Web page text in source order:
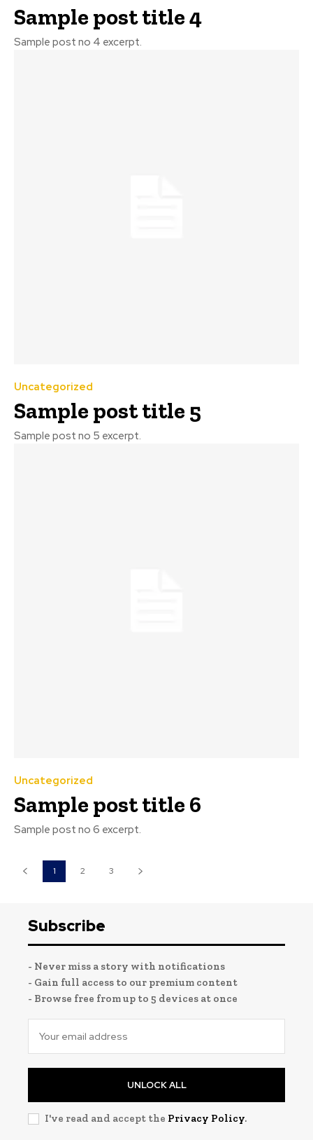
Sample post title 4
Sample post no 4 excerpt.
Uncategorized
Sample post title 5
Sample post no 5 excerpt.
Uncategorized
Sample post title 6
Sample post no 6 excerpt.
1 2 3
Subscribe
- Never miss a story with notifications
- Gain full access to our premium content
- Browse free from up to 5 devices at once
UNLOCK ALL
I've read and accept the Privacy Policy.